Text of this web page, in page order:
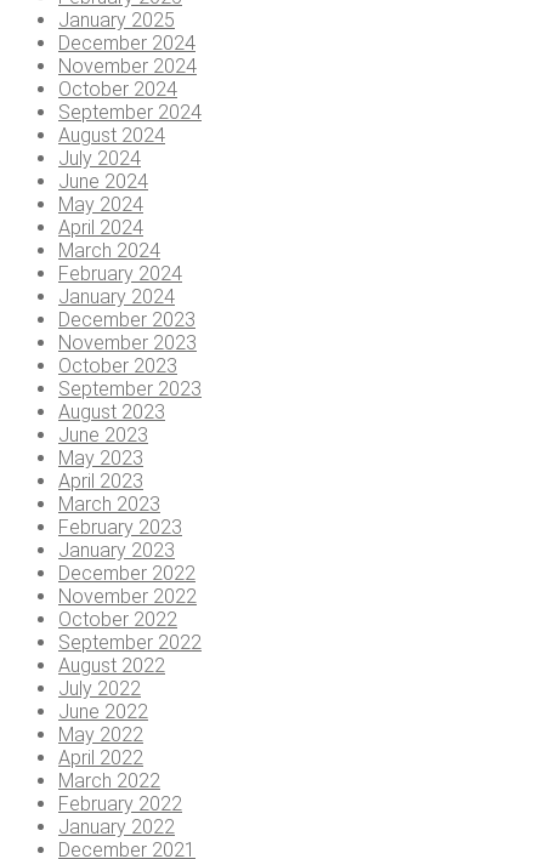
January 2025
December 2024
November 2024
October 2024
September 2024
August 2024
July 2024
June 2024
May 2024
April 2024
March 2024
February 2024
January 2024
December 2023
November 2023
October 2023
September 2023
August 2023
June 2023
May 2023
April 2023
March 2023
February 2023
January 2023
December 2022
November 2022
October 2022
September 2022
August 2022
July 2022
June 2022
May 2022
April 2022
March 2022
February 2022
January 2022
December 2021